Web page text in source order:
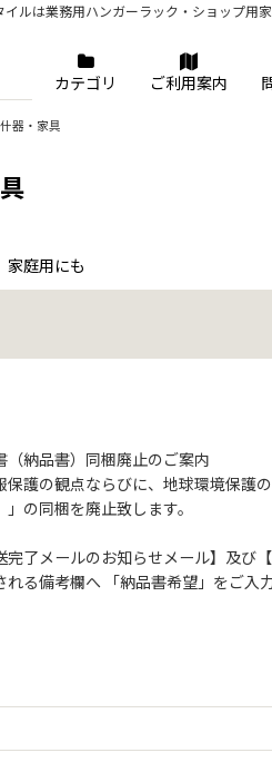
ルは業務用ハンガーラック・ショップ用家
カテゴリ ご利用案内
器・家具
家庭用にも
（納品書）同梱廃止のご案内
保護の観点ならびに、地球環境保護
の同梱を廃止致します。
完了メールのお知らせメール】及
れる備考欄へ 「納品書希望」をご